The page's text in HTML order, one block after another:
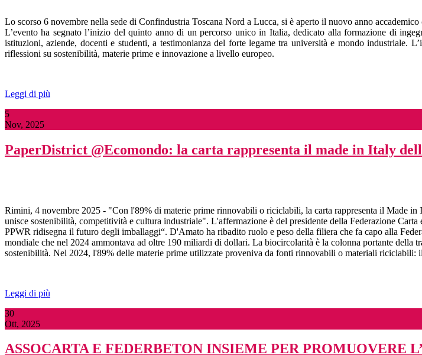
Lo scorso 6 novembre nella sede di Confindustria Toscana Nord a Lucca, si è aperto il nuovo anno
L’evento ha segnato l’inizio del quinto anno di un percorso unico in Italia, dedicato alla formazione di
istituzioni, aziende, docenti e studenti, a testimonianza del forte legame tra università e mondo industriale.
riflessioni su sostenibilità, materie prime e innovazione a livello europeo.
Leggi di più
5
Nov, 2025
PaperDistrict @Ecomondo: la carta rappresenta il made in Italy
Rimini, 4 novembre 2025 - "Con l'89% di materie prime rinnovabili o riciclabili, la carta rappresenta il Made
unisce sostenibilità, competitività e cultura industriale". L'affermazione è del presidente della Federazione
PPWR ridisegna il futuro degli imballaggi“. D'Amato ha ribadito ruolo e peso della filiera che fa capo alla
mondiale che nel 2024 ammontava ad oltre 190 miliardi di dollari. La biocircolarità è la colonna portante della
sostenibilità. Nel 2024, l'89% delle materie prime utilizzate proveniva da fonti rinnovabili o materiali riciclabili:
Leggi di più
30
Ott, 2025
ASSOCARTA E FEDERBETON INSIEME PER PROMUOVERE